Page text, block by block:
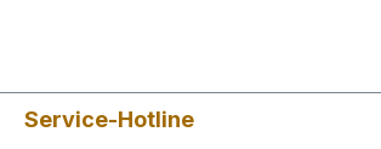
Service-Hotline